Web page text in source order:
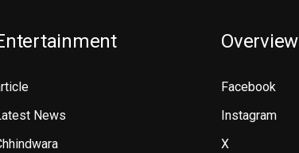
News
Overview
Facebook
Instagram
X